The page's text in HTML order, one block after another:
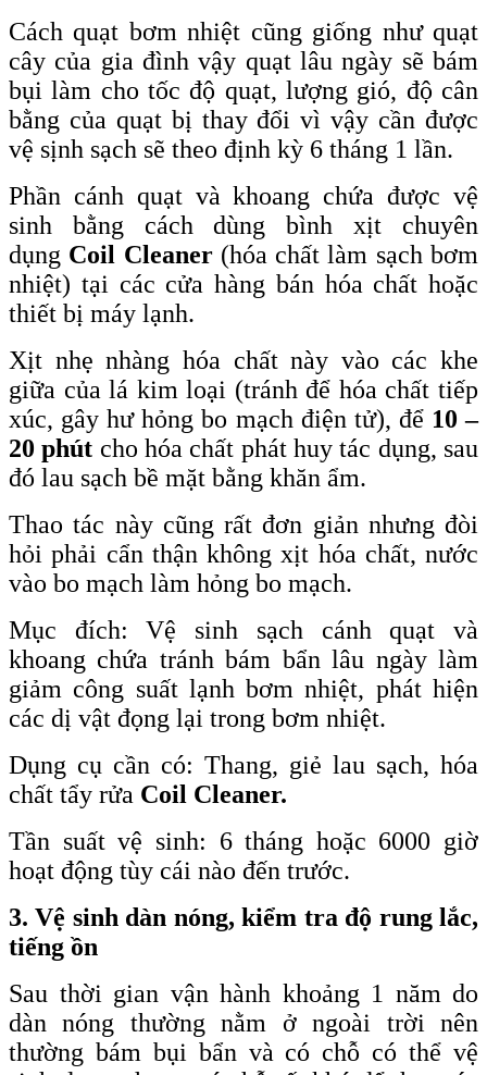
Cách quạt bơm nhiệt cũng giống như quạt
cây của gia đình vậy quạt lâu ngày sẽ bám
bụi làm cho tốc độ quạt, lượng gió, độ cân
bằng của quạt bị thay đổi vì vậy cần được
vệ sịnh sạch sẽ theo định kỳ 6 tháng 1 lần.
Phần cánh quạt và khoang chứa được vệ
sinh bằng cách dùng bình xịt chuyên
dụng Coil Cleaner(hóa chất làm sạch bơm
nhiệt) tại các cửa hàng bán hóa chất hoặc
thiết bị máy lạnh.
Xịt nhẹ nhàng hóa chất này vào các khe
giữa của lá kim loại (tránh để hóa chất tiếp
xúc, gây hư hỏng bo mạch điện tử), để 10 –
20 phút cho hóa chất phát huy tác dụng, sau
đó lau sạch bề mặt bằng khăn ẩm.
Thao tác này cũng rất đơn giản nhưng đòi
hỏi phải cẩn thận không xịt hóa chất, nước
vào bo mạch làm hỏng bo mạch.
Mục đích: Vệ sinh sạch cánh quạt và
khoang chứa tránh bám bẩn lâu ngày làm
giảm công suất lạnh bơm nhiệt, phát hiện
các dị vật đọng lại trong bơm nhiệt.
Dụng cụ cần có: Thang, giẻ lau sạch, hóa
chất tẩy rửa Coil Cleaner.
Tần suất vệ sinh: 6 tháng hoặc 6000 giờ
hoạt động tùy cái nào đến trước.
3. Vệ sinh dàn nóng, kiểm tra độ rung lắc,
tiếng ồn
Sau thời gian vận hành khoảng 1 năm do
dàn nóng thường nằm ở ngoài trời nên
thường bám bụi bẩn và có chỗ có thể vệ